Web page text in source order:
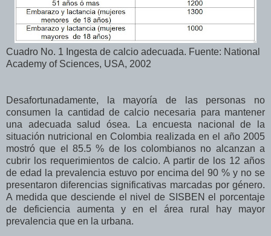
Cuadro No. 1 Ingesta de calcio adecuada. Fuente: National
Academy of Sciences, USA, 2002
Desafortunadamente, la mayoría de las personas no
consumen la cantidad de calcio necesaria para mantener
una adecuada salud ósea. La encuesta nacional de la
situación nutricional en Colombia realizada en el año 2005
mostró que el 85.5 % de los colombianos no alcanzan a
cubrir los requerimientos de calcio. A partir de los 12 años
de edad la prevalencia estuvo por encima del 90 % y no se
presentaron diferencias significativas marcadas por género.
A medida que desciende el nivel de SISBEN el porcentaje
de deficiencia aumenta y en el área rural hay mayor
prevalencia que en la urbana.